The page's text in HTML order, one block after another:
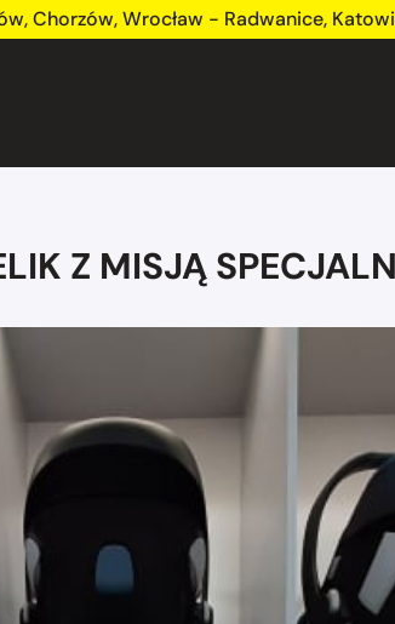
,Chorzów,Wrocław - Radwanice,
Z MISJĄ